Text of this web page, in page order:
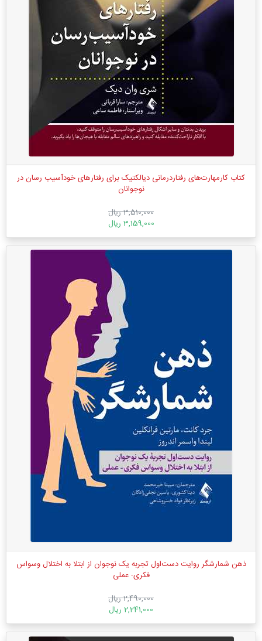
کتاب کارمهارت‌های رفتاردرمانی دیالکتیک برای رفتارهای خودآسیب رسان در
نوجوانان
3,510,000 ریال
3,159,000 ریال
ذهن شمارشگر روایت دست‌اول تجربه یک نوجوان از ابتلا به اختلال ‏وسواس
فکری- عملی
2,490,000 ریال
2,241,000 ریال